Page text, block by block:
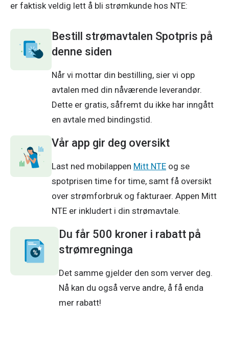
er faktisk veldig lett å bli strømkunde hos NTE:
Bestill strømavtalen Spotpris på
denne siden
Når vi mottar din bestilling, sier vi opp
avtalen med din nåværende leverandør.
Dette er gratis, såfremt du ikke har inngått
en avtale med bindingstid.
Vår app gir deg oversikt
Last ned mobilappen Mitt NTE og se
spotprisen time for time, samt få oversikt
over strømforbruk og fakturaer. Appen Mitt
NTE er inkludert i din strømavtale.
Du får 500 kroner i rabatt på
strømregninga
Det samme gjelder den som verver deg.
Nå kan du også verve andre, å få enda
mer rabatt!